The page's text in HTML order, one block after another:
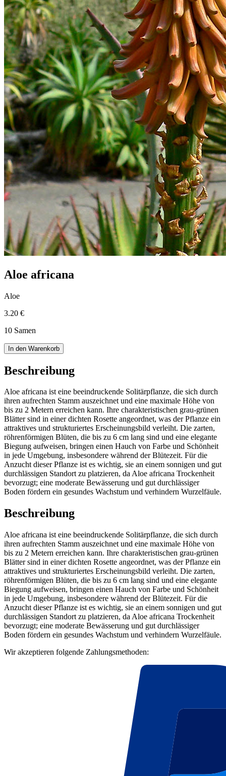
Aloe africana
Aloe
3.20 €
10 Samen
In den Warenkorb
Beschreibung
Aloe africana ist eine beeindruckende Solitärpflanze, die sich durch
ihren aufrechten Stamm auszeichnet und eine maximale Höhe von
bis zu 2 Metern erreichen kann. Ihre charakteristischen grau-grünen
Blätter sind in einer dichten Rosette angeordnet, was der Pflanze ein
attraktives und strukturiertes Erscheinungsbild verleiht. Die zarten,
röhrenförmigen Blüten, die bis zu 6 cm lang sind und eine elegante
Biegung aufweisen, bringen einen Hauch von Farbe und Schönheit
in jede Umgebung, insbesondere während der Blütezeit. Für die
Anzucht dieser Pflanze ist es wichtig, sie an einem sonnigen und gut
durchlässigen Standort zu platzieren, da Aloe africana Trockenheit
bevorzugt; eine moderate Bewässerung und gut durchlässiger
Boden fördern ein gesundes Wachstum und verhindern Wurzelfäule.
Beschreibung
Aloe africana ist eine beeindruckende Solitärpflanze, die sich durch
ihren aufrechten Stamm auszeichnet und eine maximale Höhe von
bis zu 2 Metern erreichen kann. Ihre charakteristischen grau-grünen
Blätter sind in einer dichten Rosette angeordnet, was der Pflanze ein
attraktives und strukturiertes Erscheinungsbild verleiht. Die zarten,
röhrenförmigen Blüten, die bis zu 6 cm lang sind und eine elegante
Biegung aufweisen, bringen einen Hauch von Farbe und Schönheit
in jede Umgebung, insbesondere während der Blütezeit. Für die
Anzucht dieser Pflanze ist es wichtig, sie an einem sonnigen und gut
durchlässigen Standort zu platzieren, da Aloe africana Trockenheit
bevorzugt; eine moderate Bewässerung und gut durchlässiger
Boden fördern ein gesundes Wachstum und verhindern Wurzelfäule.
Wir akzeptieren folgende Zahlungsmethoden: